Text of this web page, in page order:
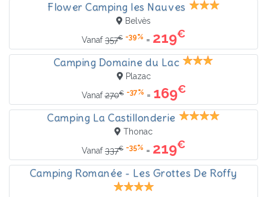
Flower Camping les Nauves
Belvès
Vanaf357€ -39% = 219€
Camping Domaine du Lac
Plazac
Vanaf270€ -37% = 169€
Camping La Castillonderie
Thonac
Vanaf337€ -35% = 219€
Camping Romanée - Les Grottes De Roffy